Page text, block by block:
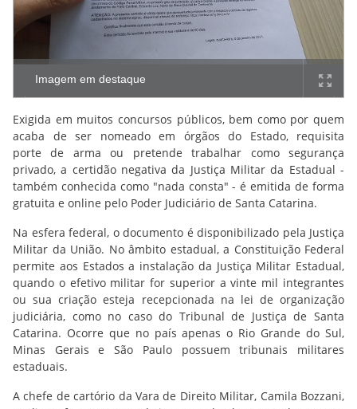
Imagem em destaque
Exigida em muitos concursos públicos, bem como por quem
acaba de ser nomeado em órgãos do Estado, requisita
porte de arma ou pretende trabalhar como segurança
privado, a certidão negativa da Justiça Militar da Estadual -
também conhecida como "nada consta" - é emitida de forma
gratuita e online pelo Poder Judiciário de Santa Catarina.
Na esfera federal, o documento é disponibilizado pela Justiça
Militar da União. No âmbito estadual, a Constituição Federal
permite aos Estados a instalação da Justiça Militar Estadual,
quando o efetivo militar for superior a vinte mil integrantes
ou sua criação esteja recepcionada na lei de organização
judiciária, como no caso do Tribunal de Justiça de Santa
Catarina. Ocorre que no país apenas o Rio Grande do Sul,
Minas Gerais e São Paulo possuem tribunais militares
estaduais.
A chefe de cartório da Vara de Direito Militar, Camila Bozzani,